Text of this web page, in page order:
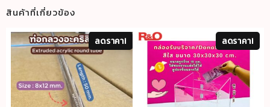
สินค้าที่เกี่ยวข้อง
ลดราคา! ลดราคา!